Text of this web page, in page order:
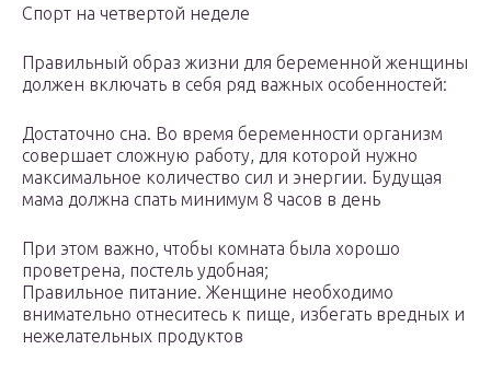
Спорт на четвертой неделе
Правильный образ жизни для беременной женщины
должен включать в себя ряд важных особенностей:
Достаточно сна. Во время беременности организм
совершает сложную работу, для которой нужно
максимальное количество сил и энергии. Будущая
мама должна спать минимум 8 часов в день
При этом важно, чтобы комната была хорошо
проветрена, постель удобная;
Правильное питание. Женщине необходимо
внимательно отнеситесь к пище, избегать вредных и
нежелательных продуктов